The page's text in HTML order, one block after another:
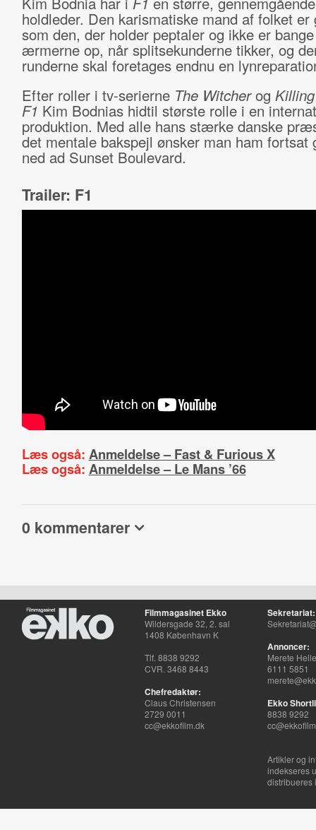
holdleder. Den karismatiske mand af folket er
som den, der holder peptaler og ikke er
ærmerne op, når splitsekunderne tikker, og
runderne skal foretages endnu en
Efter roller i tv-serierne The Witcherog
F1 Kim Bodnias hidtil største rolle i en
produktion. Med alle hans stærke danske
det mentale bakspejl ønsker man ham fortsat
ned ad Sunset Boulevard.
Trailer: F1
Læs også: Anmeldelse – Fast & Furious X
Læs også: Anmeldelse – Le Mans ’66
0 kommentarer
Filmmagasinet Ekko
Wildersgade 32, 2. sal
1408 København K
Tlf. 8838 9292
CVR. 3468 8443
Chefredaktør:
Claus Christensen
2729 0011
cc@ekkofilm.dk
Sekretariat:
Annoncer:
Merete
6111 5851
Ekko
8838 9292
Artikler og
indekseres
distribueres